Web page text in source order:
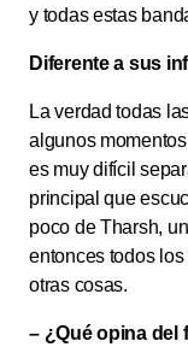
y todas estas
Diferente a sus
La verdad todas
algunos
es muy difícil
principal que
poco de Tharsh,
entonces todos
otras cosas.
– ¿Qué opina del